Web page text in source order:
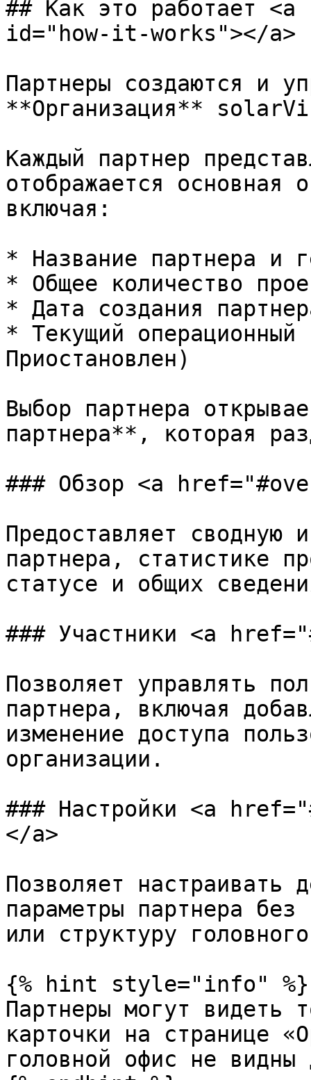
## Как это работает
id="how-it-works"></a>
Партнеры создаются и
**Организация**
Каждый партнер
отображается основная
включая:
* Название партнера и
* Общее количество
* Дата создания
* Текущий
Приостановлен)
Выбор партнера
партнера**, которая
### Обзор <a
Предоставляет сводную
партнера, статистике
статусе и общих
### Участники <a
Позволяет управлять
партнера, включая
изменение доступа
организации.
### Настройки <a
</a>
Позволяет настраивать
параметры партнера
или структуру
{% hint style="info" %}
Партнеры могут видеть
карточки на странице
головной офис не видны